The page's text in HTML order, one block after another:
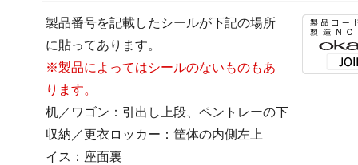
製品番号を記載したシールが下記の場所
に貼ってあります。
※製品によってはシールのないものもあ
ります。
机／ワゴン：引出し上段、ペントレーの下
収納／更衣ロッカー：筐体の内側左上
イス：座面裏